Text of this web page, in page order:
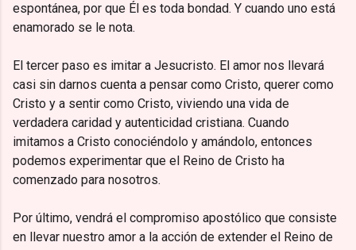
espontánea, por que Él es toda bondad. Y cuando uno está
enamorado se le nota.
El tercer paso es imitar a Jesucristo. El amor nos llevará
casi sin darnos cuenta a pensar como Cristo, querer como
Cristo y a sentir como Cristo, viviendo una vida de
verdadera caridad y autenticidad cristiana. Cuando
imitamos a Cristo conociéndolo y amándolo, entonces
podemos experimentar que el Reino de Cristo ha
comenzado para nosotros.
Por último, vendrá el compromiso apostólico que consiste
en llevar nuestro amor a la acción de extender el Reino de